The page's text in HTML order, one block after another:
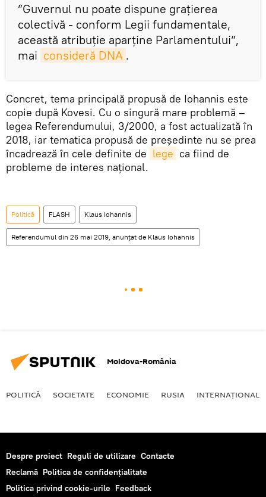
”Guvernul nu poate dispune graţierea
colectivă - conform Legii fundamentale,
această atribuţie aparţine Parlamentului”,
mai consideră DNA .
Concret, tema principală propusă de Iohannis este
copie după Kovesi. Cu o singură mare problemă –
legea Referendumului, 3/2000, a fost actualizată în
2018, iar tematica propusă de președinte nu se prea
încadrează în cele definite de lege ca fiind de
probleme de interes național.
Politică FLASH Klaus Iohannis
Referendumul din 26 mai 2019, anunțat de Klaus Iohannis
Moldova-România
POLITICĂ SOCIETATE ECONOMIE RUSIA INTERNAŢIONAL
Despre proiect Reguli de utilizare Contacte
Reclamă Politica de confidențialitate
Politica privind cookie-urile Feedback